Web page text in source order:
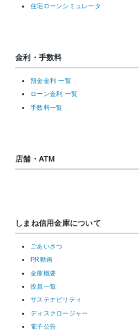
住宅ローンシミュレータ
金利・手数料
預金金利 一覧
ローン金利 一覧
手数料一覧
店舗・ATM
しまね信用金庫について
ごあいさつ
PR動画
金庫概要
役員一覧
サステナビリティ
ディスクロージャー
電子公告